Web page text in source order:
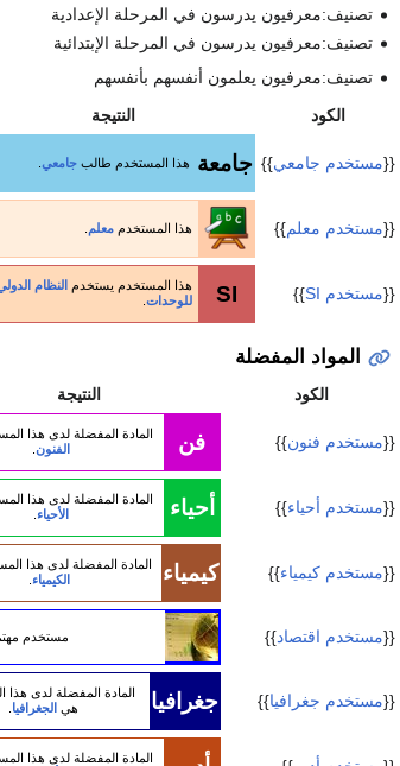
تصنيف:معرفيون يدرسون في المرحلة الإعدادية
تصنيف:معرفيون يدرسون في المرحلة الإبتدائية
تصنيف:معرفيون يعلمون أنفسهم بأنفسهم
الكود
النتيجة
{{مستخدم جامعي}} جامعة هذا المستخدم طالبجامعي
{{مستخدم معلم}} هذا المستخدممعلم
{{مستخدم SI }}
SI هذا المستخدم يستخدم النظام
للوحدات
المواد المفضلة
الكود النتيجة
{{مستخدم فنون}} فن
المادة المفضلة لدى هذا
الفنون
{{مستخدم أحياء}} أحياء
المادة المفضلة لدى هذا
الأحياء
{{مستخدم كيمياء}} كيمياء
المادة المفضلة لدى هذا
الكيمياء
{{مستخدم اقتصاد}} مستخدم
{{مستخدم جغرافيا}} جغرافيا
المادة المفضلة لدى هذا
هي الجغرافيا
المادة المفضلة لدى هذا